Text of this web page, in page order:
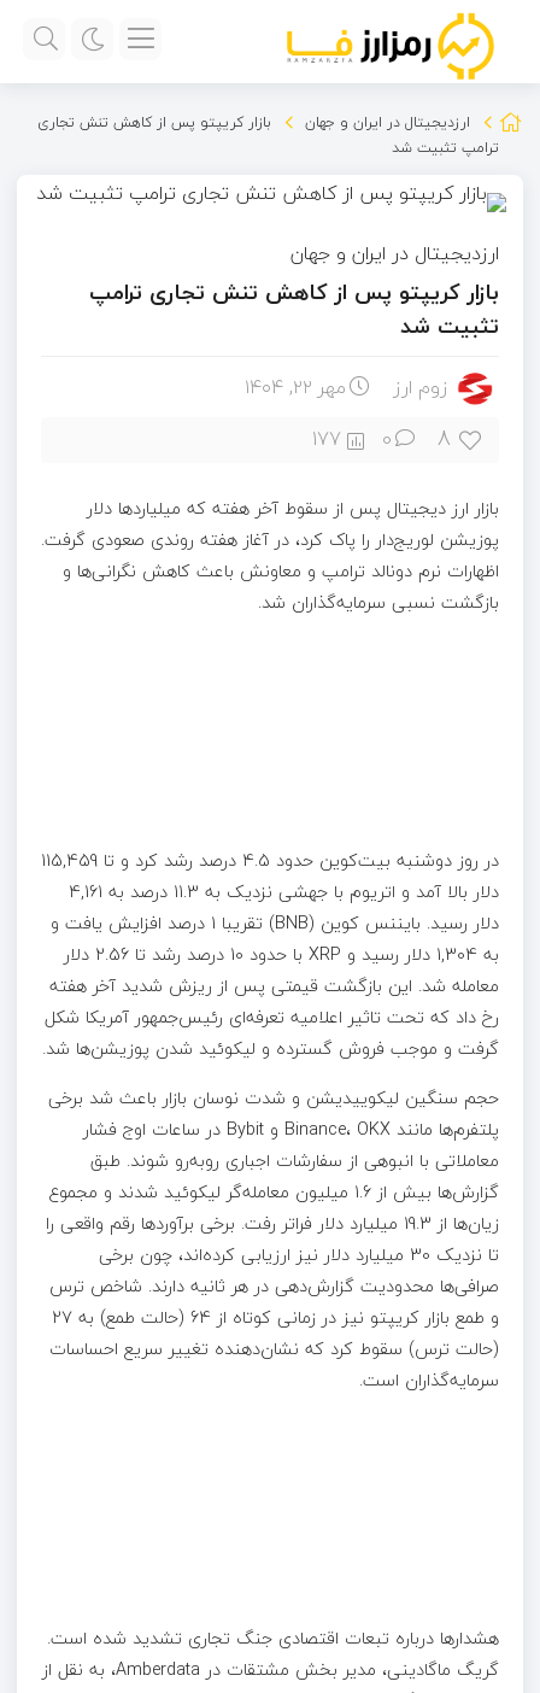
ارزدیجیتال در ایران و جهان
بازار کریپتو پس از کاهش تنش تجاری
ترامپ تثبیت شد
ارزدیجیتال در ایران و جهان
بازار کریپتو پس از کاهش تنش تجاری ترامپ
تثبیت شد
زوم ارز مهر ۲۲, ۱۴۰۴
8
0
177
بازار ارز دیجیتال پس از سقوط آخر هفته که میلیاردها دلار
پوزیشن لوریج‌دار را پاک کرد، در آغاز هفته روندی صعودی گرفت.
اظهارات نرم دونالد ترامپ و معاونش باعث کاهش نگرانی‌ها و
بازگشت نسبی سرمایه‌گذاران شد.
در روز دوشنبه بیت‌کوین حدود 4.5 درصد رشد کرد و تا 115,459
دلار بالا آمد و اتریوم با جهشی نزدیک به 11.3 درصد به 4,161
دلار رسید. بایننس کوین (BNB) تقریبا 1 درصد افزایش یافت و
به 1,304 دلار رسید و XRP با حدود 10 درصد رشد تا 2.56 دلار
معامله شد. این بازگشت قیمتی پس از ریزش شدید آخر هفته
رخ داد که تحت تاثیر اعلامیه تعرفه‌ای رئیس‌جمهور آمریکا شکل
گرفت و موجب فروش گسترده و لیکوئید شدن پوزیشن‌ها شد.
حجم سنگین لیکوییدیشن و شدت نوسان بازار باعث شد برخی
پلتفرم‌ها مانند Binance، OKX و Bybit در ساعات اوج فشار
معاملاتی با انبوهی از سفارشات اجباری روبه‌رو شوند. طبق
گزارش‌ها بیش از 1.6 میلیون معامله‌گر لیکوئید شدند و مجموع
زیان‌ها از 19.3 میلیارد دلار فراتر رفت. برخی برآوردها رقم واقعی را
تا نزدیک 30 میلیارد دلار نیز ارزیابی کرده‌اند، چون برخی
صرافی‌ها محدودیت گزارش‌دهی در هر ثانیه دارند. شاخص ترس
و طمع بازار کریپتو نیز در زمانی کوتاه از 64 (حالت طمع) به 27
(حالت ترس) سقوط کرد که نشان‌دهنده تغییر سریع احساسات
سرمایه‌گذاران است.
هشدارها درباره تبعات اقتصادی جنگ تجاری تشدید شده است.
گریگ ماگادینی، مدیر بخش مشتقات در Amberdata، به نقل از